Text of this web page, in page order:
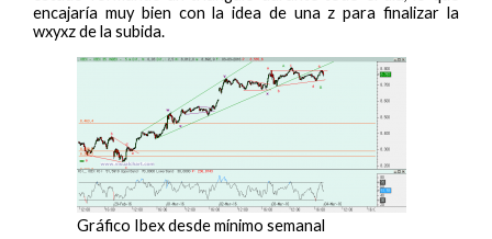
encajaría muy bien con la idea de una z para finalizar la
wxyxz de la subida.
Gráfico Ibex desde mínimo semanal